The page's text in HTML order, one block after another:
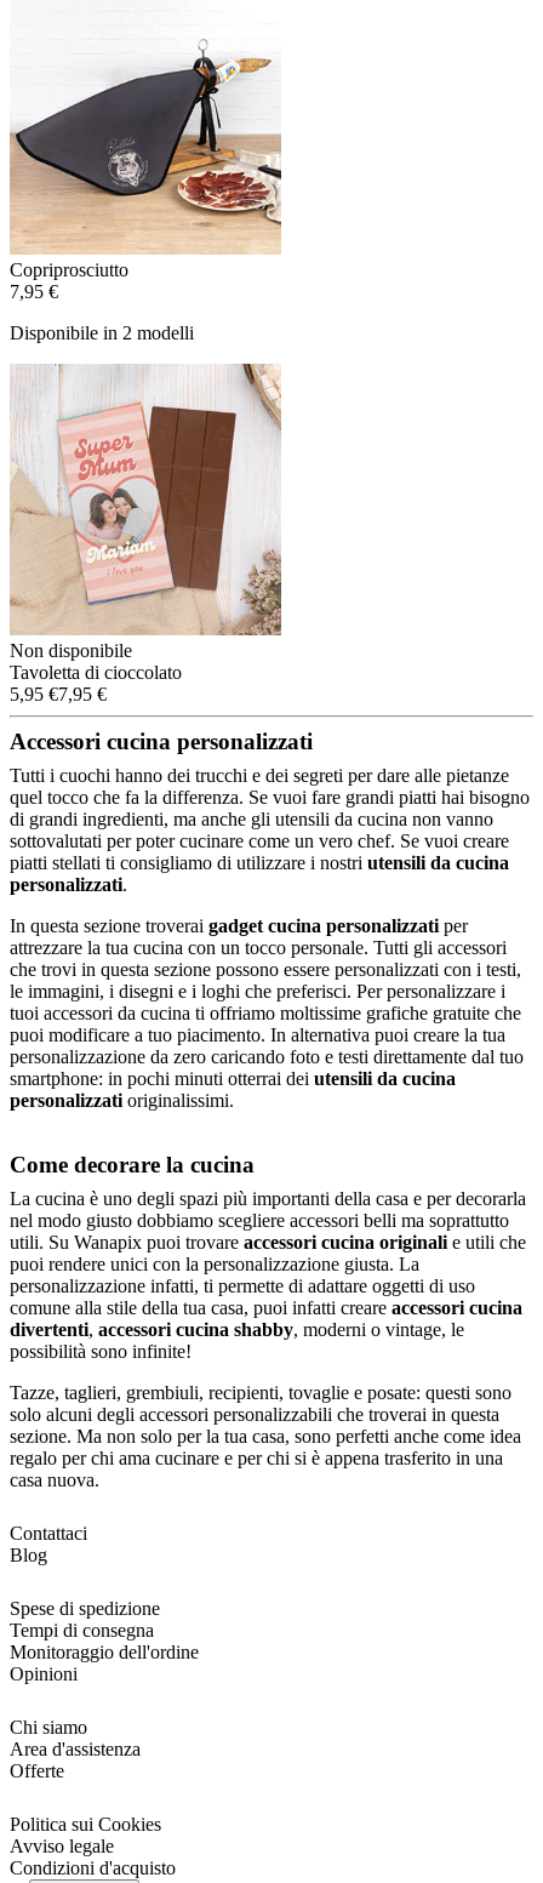
Copriprosciutto
7,95 €
Disponibile in 2 modelli
Non disponibile
Tavoletta di cioccolato
5,95 €7,95 €
Accessori cucina personalizzati
Tutti i cuochi hanno dei trucchi e dei segreti per dare alle pietanze
quel tocco che fa la differenza. Se vuoi fare grandi piatti hai bisogno
di grandi ingredienti, ma anche gli utensili da cucina non vanno
sottovalutati per poter cucinare come un vero chef. Se vuoi creare
piatti stellati ti consigliamo di utilizzare i nostri utensili da cucina
personalizzati.
In questa sezione troverai gadget cucina personalizzati per
attrezzare la tua cucina con un tocco personale. Tutti gli accessori
che trovi in questa sezione possono essere personalizzati con i testi,
le immagini, i disegni e i loghi che preferisci. Per personalizzare i
tuoi accessori da cucina ti offriamo moltissime grafiche gratuite che
puoi modificare a tuo piacimento. In alternativa puoi creare la tua
personalizzazione da zero caricando foto e testi direttamente dal tuo
smartphone: in pochi minuti otterrai dei utensili da cucina
personalizzati originalissimi.
Come decorare la cucina
La cucina è uno degli spazi più importanti della casa e per decorarla
nel modo giusto dobbiamo scegliere accessori belli ma soprattutto
utili. Su Wanapix puoi trovare accessori cucina originali e utili che
puoi rendere unici con la personalizzazione giusta. La
personalizzazione infatti, ti permette di adattare oggetti di uso
comune alla stile della tua casa, puoi infatti creare accessori cucina
divertenti, accessori cucina shabby, moderni o vintage, le
possibilità sono infinite!
Tazze, taglieri, grembiuli, recipienti, tovaglie e posate: questi sono
solo alcuni degli accessori personalizzabili che troverai in questa
sezione. Ma non solo per la tua casa, sono perfetti anche come idea
regalo per chi ama cucinare e per chi si è appena trasferito in una
casa nuova.
Contattaci
Blog
Spese di spedizione
Tempi di consegna
Monitoraggio dell'ordine
Opinioni
Chi siamo
Area d'assistenza
Offerte
Politica sui Cookies
Avviso legale
Condizioni d'acquisto